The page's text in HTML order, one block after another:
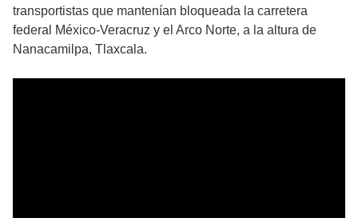
transportistas que mantenían bloqueada la carretera
federal México-Veracruz y el Arco Norte, a la altura de
Nanacamilpa, Tlaxcala.